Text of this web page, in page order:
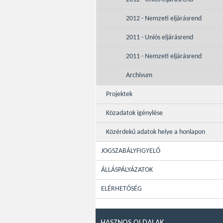
2012 - Nemzeti eljárásrend
2011 - Uniós eljárásrend
2011 - Nemzeti eljárásrend
Archívum
Projektek
Közadatok igénylése
Közérdekű adatok helye a honlapon
JOGSZABÁLYFIGYELŐ
ÁLLÁSPÁLYÁZATOK
ELÉRHETŐSÉG